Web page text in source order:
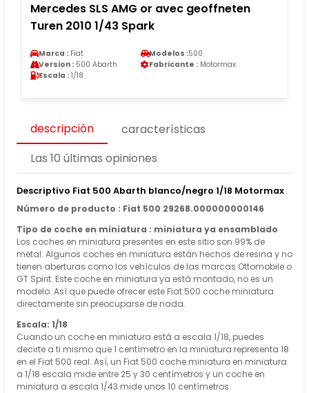
Mercedes SLS AMG or avec geoffneten
Turen 2010 1/43 Spark
Marca : Fiat Modelos :500
Version : 500 Abarth Fabricante : Motormax
Escala : 1/18
descripción
características
Las 10 últimas opiniones
Descriptivo Fiat 500 Abarth blanco/negro 1/18 Motormax
Número de producto : Fiat 500 29268.000000000146
Tipo de coche en miniatura : miniatura ya ensamblado
Los coches en miniatura presentes en este sitio son 99% de
metal. Algunos coches en miniatura están hechos de resina y no
tienen aberturas como los vehículos de las marcas Ottomobile o
GT Spirit. Este coche en miniatura ya está montado, no es un
modelo. Así que puede ofrecer este Fiat 500 coche miniatura
directamente sin preocuparse de nada.
Escala: 1/18
Cuando un coche en miniatura está a escala 1/18, puedes
decirte a ti mismo que 1 centímetro en la miniatura representa 18
en el Fiat 500 real. Así, un Fiat 500 coche miniatura en miniatura
a 1/18 escala mide entre 25 y 30 centímetros y un coche en
miniatura a escala 1/43 mide unos 10 centímetros.